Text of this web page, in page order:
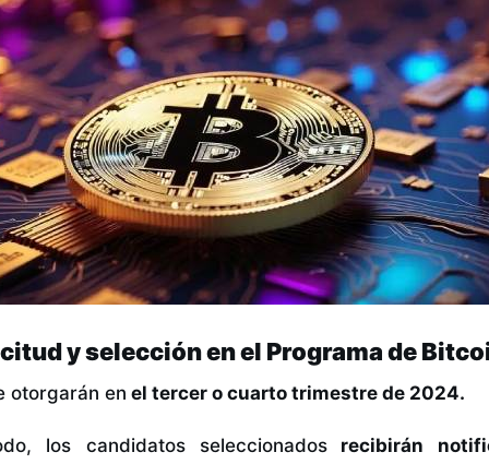
y selección en el Programa de
otorgarán en el tercer o cuarto trimestre de 2024.
los candidatos seleccionados recibirán